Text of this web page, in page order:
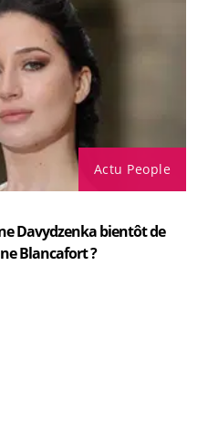
Actu People
Davydzenka bientôt de
Blancafort ?